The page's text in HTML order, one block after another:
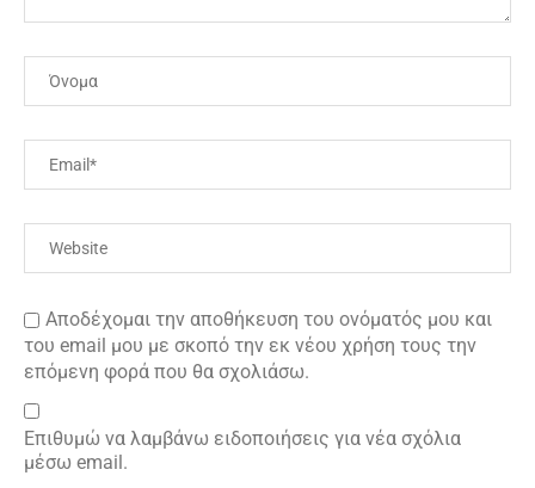
Αποδέχομαι την αποθήκευση του ονόματός μου και
του email μου με σκοπό την εκ νέου χρήση τους την
επόμενη φορά που θα σχολιάσω.
Επιθυμώ να λαμβάνω ειδοποιήσεις για νέα σχόλια
μέσω email.